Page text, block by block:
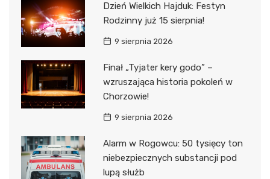
Dzień Wielkich Hajduk: Festyn
Rodzinny już 15 sierpnia!
9 sierpnia 2026
Finał „Tyjater kery godo” –
wzruszająca historia pokoleń w
Chorzowie!
9 sierpnia 2026
Alarm w Rogowcu: 50 tysięcy ton
niebezpiecznych substancji pod
lupą służb